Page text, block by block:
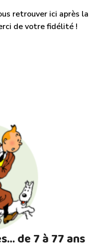
retrouver ici après la
de votre fidélité !
de 7 à 77 ans